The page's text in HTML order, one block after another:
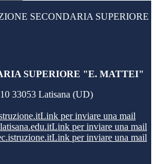
SECONDARIA SUPERIORE
SUPERIORE "E. MATTEI"
33053 Latisana (UD)
Link per inviare una mail
Link per inviare una mail
Link per inviare una mail